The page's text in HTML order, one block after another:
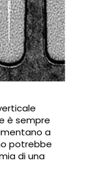
è sempre
a
potrebbe
di una